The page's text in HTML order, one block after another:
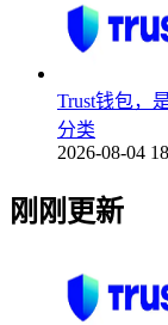
Trust钱包，
分类
2026-08-04
刚刚更新